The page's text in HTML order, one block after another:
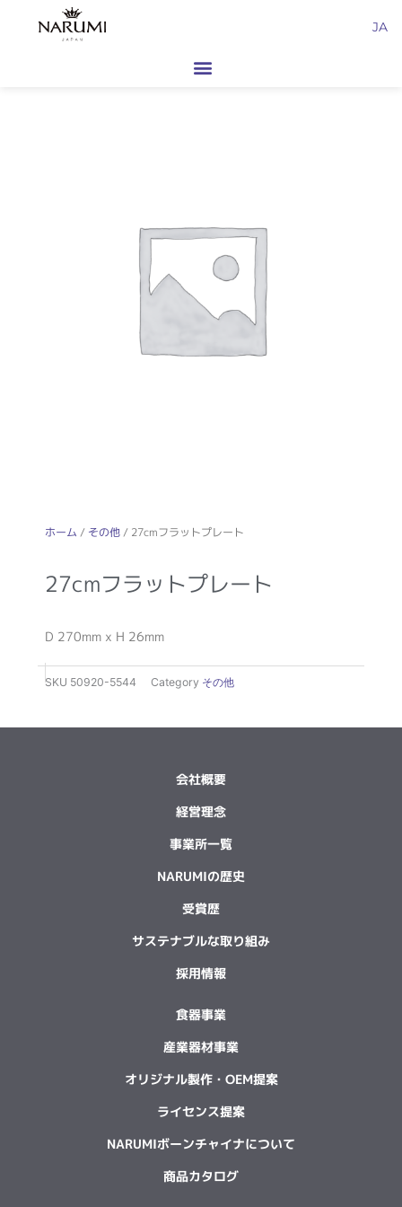
JA
ホーム / その他/ 27cmフラットプレート
27cmフラットプレート
D 270mm x H 26mm
SKU 50920-5544 Category その他
会社概要
経営理念
事業所一覧
NARUMIの歴史
受賞歴
サステナブルな取り組み
採用情報
食器事業
産業器材事業
オリジナル製作・OEM提案
ライセンス提案
NARUMIボーンチャイナについて
商品カタログ